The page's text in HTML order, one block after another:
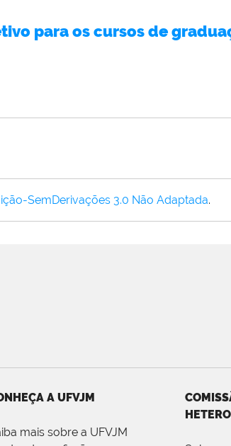
para os cursos de
SemDerivações 3.0 Não Adaptada.
A UFVJM
mais sobre a UFVJM